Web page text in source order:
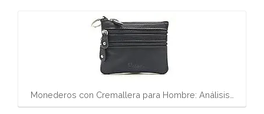
Monederos con Cremallera para Hombre: Análisis…